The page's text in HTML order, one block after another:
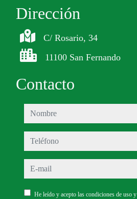
Dirección
C/ Rosario, 34
11100 San Fernando
Contacto
nombre
teléfono
e-mail
He leído y acepto las condiciones de uso y